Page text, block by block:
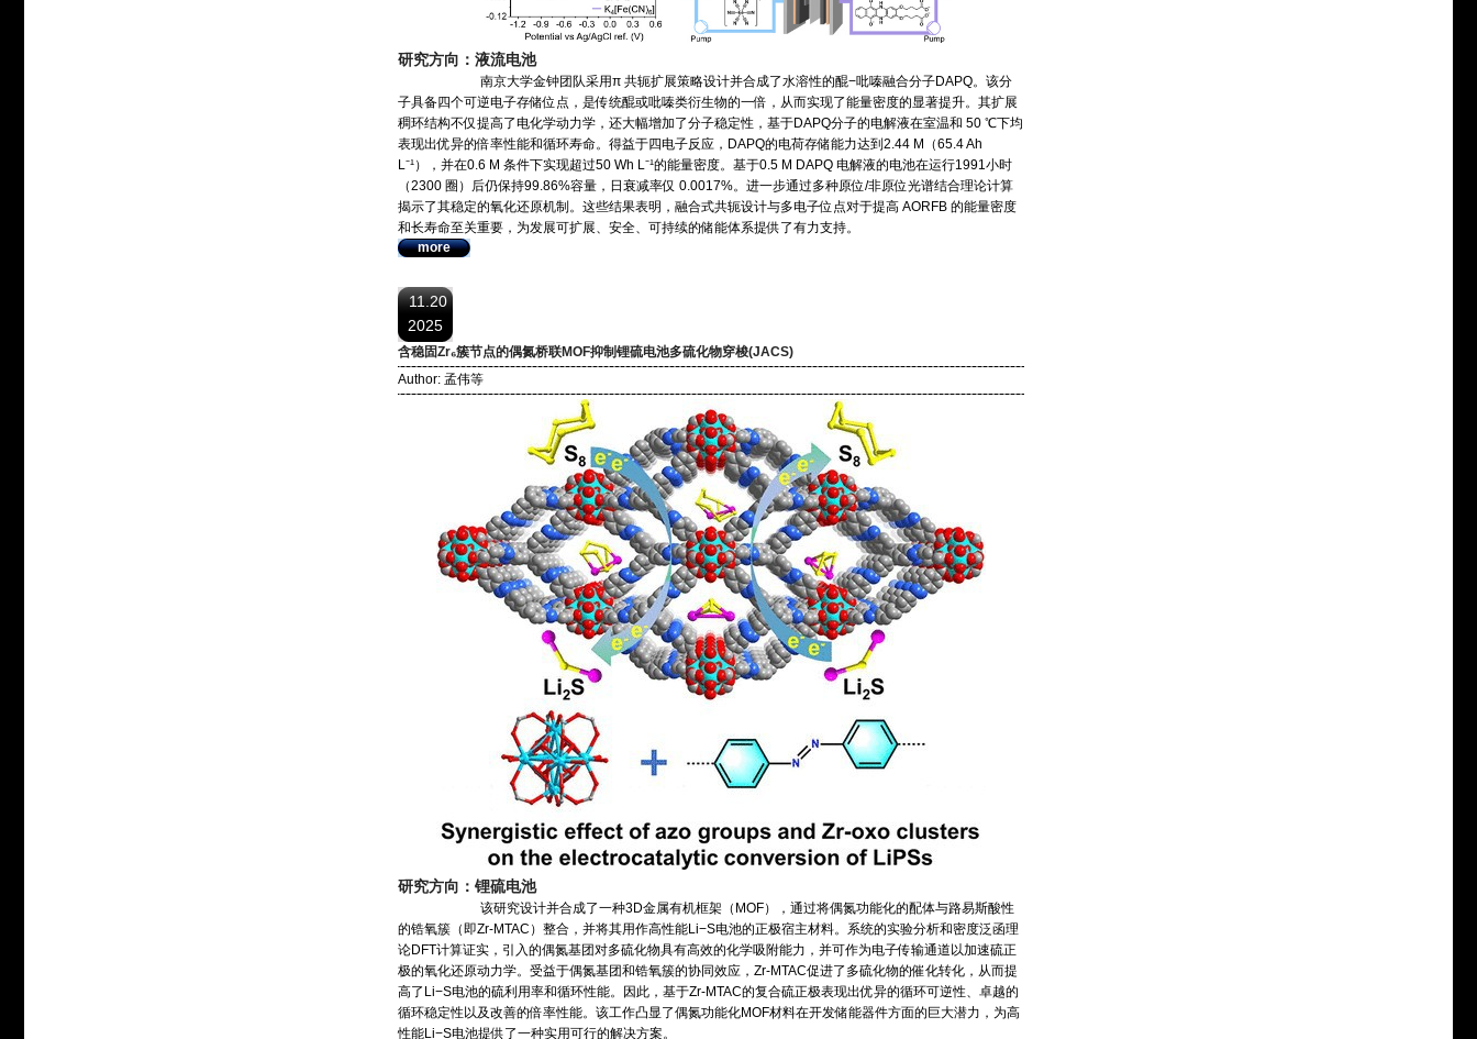
研究方向：液流电池
南京大学金钟团队采用π 共轭扩展策略设计并合成了水溶性的醌−吡嗪融合分子DAPQ。该分
子具备四个可逆电子存储位点，是传统醌或吡嗪类衍生物的一倍，从而实现了能量密度的显著提升。其扩展
稠环结构不仅提高了电化学动力学，还大幅增加了分子稳定性，基于DAPQ分子的电解液在室温和 50 ℃下均
表现出优异的倍率性能和循环寿命。得益于四电子反应，DAPQ的电荷存储能力达到2.44 M（65.4 Ah
L⁻¹），并在0.6 M 条件下实现超过50 Wh L⁻¹的能量密度。基于0.5 M DAPQ 电解液的电池在运行1991小时
（2300 圈）后仍保持99.86%容量，日衰减率仅 0.0017%。进一步通过多种原位/非原位光谱结合理论计算
揭示了其稳定的氧化还原机制。这些结果表明，融合式共轭设计与多电子位点对于提高 AORFB 的能量密度
和长寿命至关重要，为发展可扩展、安全、可持续的储能体系提供了有力支持。
more
11.20
2025
含稳固Zr₆簇节点的偶氮桥联MOF抑制锂硫电池多硫化物穿梭(JACS)
Author: 孟伟等
研究方向：锂硫电池
该研究设计并合成了一种3D金属有机框架（MOF），通过将偶氮功能化的配体与路易斯酸性
的锆氧簇（即Zr-MTAC）整合，并将其用作高性能Li−S电池的正极宿主材料。系统的实验分析和密度泛函理
论DFT计算证实，引入的偶氮基团对多硫化物具有高效的化学吸附能力，并可作为电子传输通道以加速硫正
极的氧化还原动力学。受益于偶氮基团和锆氧簇的协同效应，Zr-MTAC促进了多硫化物的催化转化，从而提
高了Li−S电池的硫利用率和循环性能。因此，基于Zr-MTAC的复合硫正极表现出优异的循环可逆性、卓越的
循环稳定性以及改善的倍率性能。该工作凸显了偶氮功能化MOF材料在开发储能器件方面的巨大潜力，为高
性能Li−S电池提供了一种实用可行的解决方案。